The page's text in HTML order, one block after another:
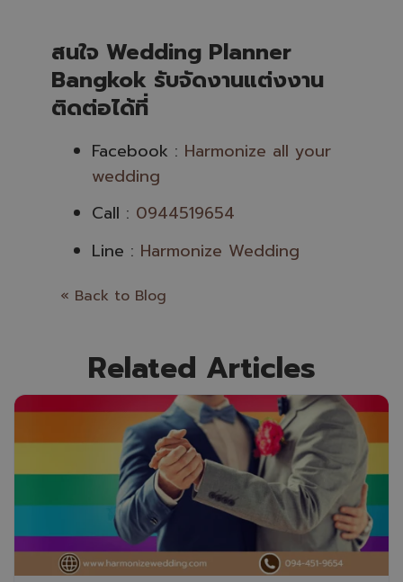
สนใจ Wedding Planner
Bangkok รับจัดงานแต่งงาน
ติดต่อได้ที่
Facebook : Harmonize all your
wedding
Call : 0944519654
Line : Harmonize Wedding
« Back to Blog
Related Articles